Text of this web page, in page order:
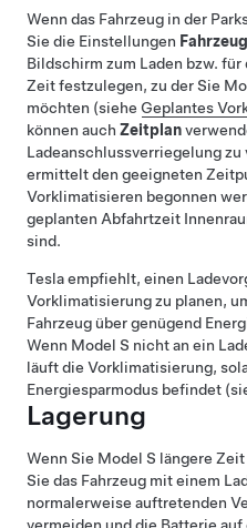
Wenn das Fahrzeug in der
Sie die Einstellungen Fahrzeug
Bildschirm zum Laden bzw.
Zeit festzulegen, zu der Sie
möchten (siehe Geplantes
können auch Zeitplan
Ladeanschlussverriegelung zu
ermittelt den geeigneten
Vorklimatisieren begonnen
geplanten Abfahrtzeit
sind.
Tesla empfiehlt, einen
Vorklimatisierung zu planen,
Fahrzeug über genügend
Wenn Model S nicht an ein
läuft die Vorklimatisierung,
Energiesparmodus befindet
Lagerung
Wenn Sie Model S längere
Sie das Fahrzeug mit einem
normalerweise auftretenden
vermeiden und die Batterie